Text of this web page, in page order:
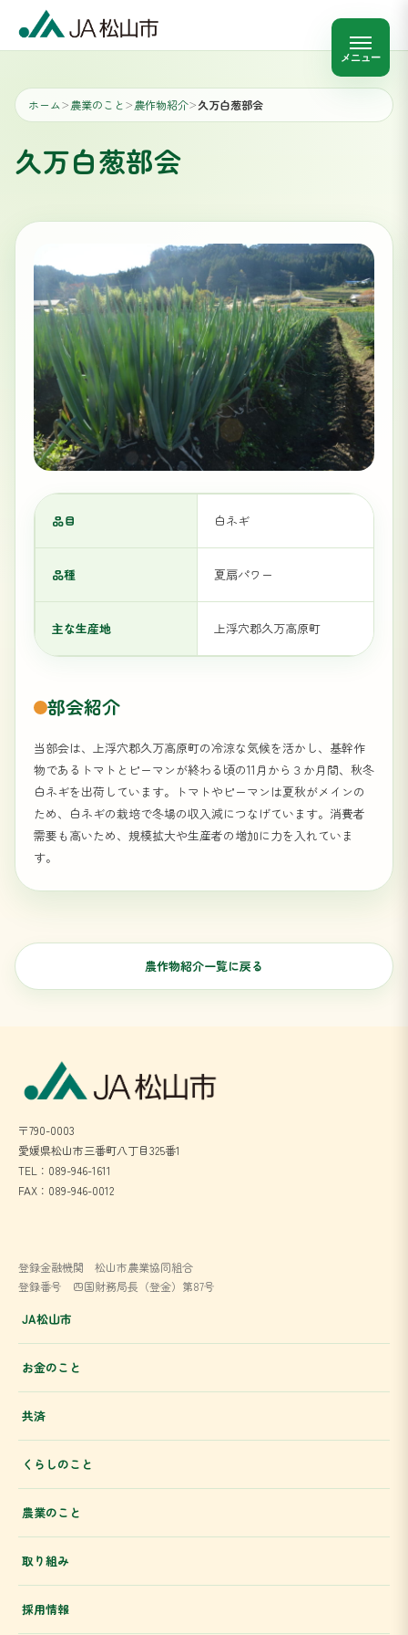
メニュー
ホーム＞ 農業のこと ＞ 農作物紹介＞ 久万白葱部会
久万白葱部会
品目 白ネギ
品種 夏扇パワー
主な生産地 上浮穴郡久万高原町
部会紹介
当部会は、上浮穴郡久万高原町の冷涼な気候を活かし、基幹作
物であるトマトとピーマンが終わる頃の11月から３か月間、秋冬
白ネギを出荷しています。トマトやピーマンは夏秋がメインの
ため、白ネギの栽培で冬場の収入減につなげています。消費者
需要も高いため、規模拡大や生産者の増加に力を入れていま
す。
農作物紹介一覧に戻る
〒790-0003
愛媛県松山市三番町八丁目325番1
TEL：089-946-1611
FAX：089-946-0012
登録金融機関 松山市農業協同組合
登録番号 四国財務局長（登金）第87号
JA松山市
お金のこと
共済
くらしのこと
農業のこと
取り組み
採用情報